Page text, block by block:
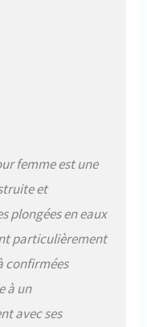
femme est une
et
plongées en eaux
particulièrement
confirmées
à un
avec ses